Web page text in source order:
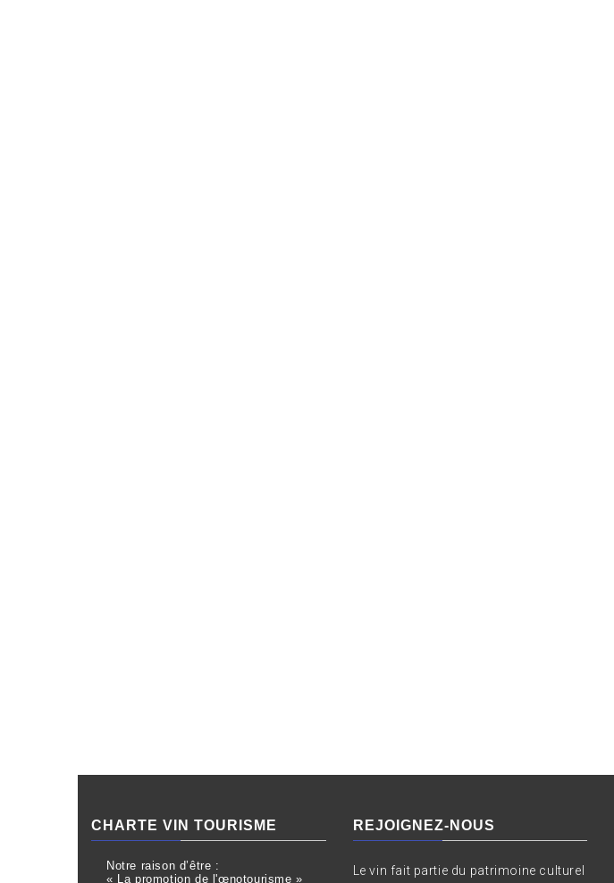
CHARTE VIN TOURISME
Notre raison d’être :
« La promotion de l'œnotourisme »
REJOIGNEZ-NOUS
Le vin fait partie du patrimoine culturel